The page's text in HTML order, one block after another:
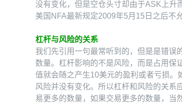
没有变化，但是空仓头寸却由于ASK上升
美国NFA最新规定2009年5月15日之后不
杠杆与风险的关系
我们先引用一句最常听到的，但是是错误
数量。杠杆影响的不是风险，而是占用保
值就会随之产生10美元的盈利或者亏损。
风险并没有变化。所以杠杆和风险的关系
易更多的数量，如果交易更多的数量，当